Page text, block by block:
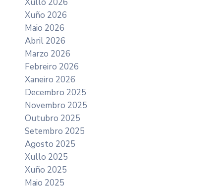
Xuño 2026
Maio 2026
Abril 2026
Marzo 2026
Febreiro 2026
Xaneiro 2026
Decembro 2025
Novembro 2025
Outubro 2025
Setembro 2025
Agosto 2025
Xullo 2025
Xuño 2025
Maio 2025